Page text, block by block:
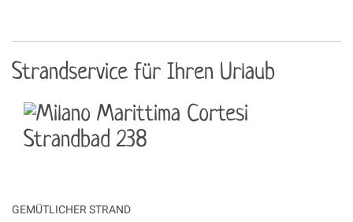
Strandservice für Ihren Urlaub
GEMÜTLICHER STRAND